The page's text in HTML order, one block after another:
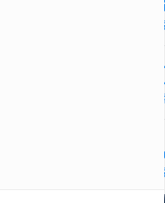
微
在
电